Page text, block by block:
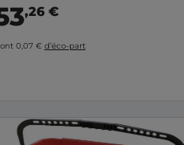
,26 €
0,07 € d’éco-part